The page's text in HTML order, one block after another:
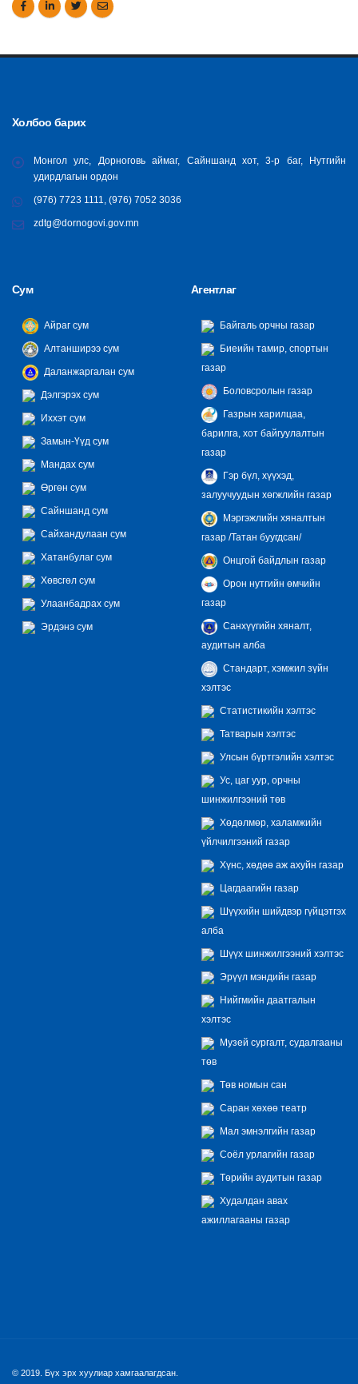
Холбоо барих
Монгол улс, Дорноговь аймаг, Сайншанд хот, 3-р баг, Нутгийн
удирдлагын ордон
(976) 7723 1111, (976) 7052 3036
zdtg@dornogovi.gov.mn
Сум
Айраг сум
Алтанширээ сум
Даланжаргалан сум
Дэлгэрэх сум
Иххэт сум
Замын-Үүд сум
Мандах сум
Өргөн сум
Сайншанд сум
Сайхандулаан сум
Хатанбулаг сум
Хөвсгөл сум
Улаанбадрах сум
Эрдэнэ сум
Агентлаг
Байгаль орчны газар
Биеийн тамир, спортын
газар
Боловсролын газар
Газрын харилцаа,
барилга, хот байгуулалтын
газар
Гэр бүл, хүүхэд,
залуучуудын хөгжлийн газар
Мэргэжлийн хяналтын
газар /Татан буугдсан/
Онцгой байдлын газар
Орон нутгийн өмчийн
газар
Санхүүгийн хяналт,
аудитын алба
Стандарт, хэмжил зүйн
хэлтэс
Статистикийн хэлтэс
Татварын хэлтэс
Улсын бүртгэлийн хэлтэс
Ус, цаг уур, орчны
шинжилгээний төв
Хөдөлмөр, халамжийн
үйлчилгээний газар
Хүнс, хөдөө аж ахуйн газар
Цагдаагийн газар
Шүүхийн шийдвэр гүйцэтгэх
алба
Шүүх шинжилгээний хэлтэс
Эрүүл мэндийн газар
Нийгмийн даатгалын
хэлтэс
Музей сургалт, судалгааны
төв
Төв номын сан
Саран хөхөө театр
Мал эмнэлгийн газар
Соёл урлагийн газар
Төрийн аудитын газар
Худалдан авах
ажиллагааны газар
© 2019. Бүх эрх хуулиар хамгаалагдсан.